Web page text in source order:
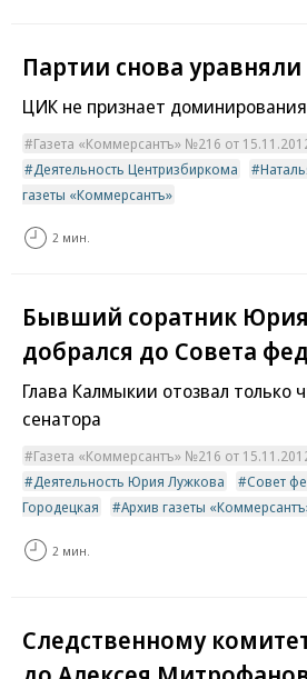
Партии снова
ЦИК не признает
Газета «Коммерсантъ» №216 от
Деятельность Центризбиркома
газеты «Коммерсантъ»
2 мин.
Бывший соратник
добрался до Совета
Глава Калмыкии отозвал только
сенатора
Газета «Коммерсантъ» №216 от
Деятельность Юрия Лужкова
Совет
Городецкая
Архив газеты
2 мин.
Следственному